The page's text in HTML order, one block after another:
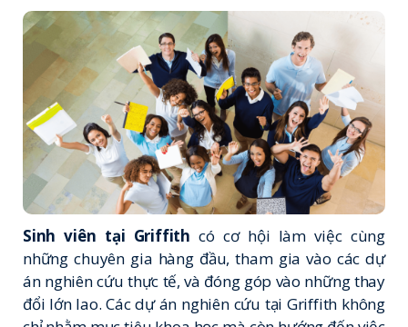
Sinh viên tại Griffith có cơ hội làm việc cùng
những chuyên gia hàng đầu, tham gia vào các dự
án nghiên cứu thực tế, và đóng góp vào những thay
đổi lớn lao. Các dự án nghiên cứu tại Griffith không